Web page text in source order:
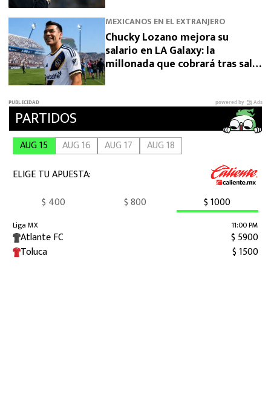
MEXICANOS EN EL EXTRANJERO
Chucky Lozano mejora su
salario en LA Galaxy: la
millonada que cobrará tras salir